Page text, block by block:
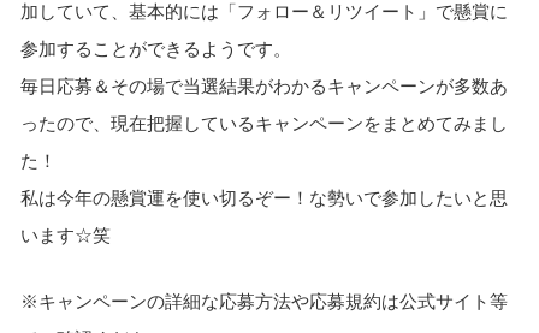
加していて、基本的には「フォロー＆リツイート」で懸賞に
参加することができるようです。
毎日応募＆その場で当選結果がわかるキャンペーンが多数あ
ったので、現在把握しているキャンペーンをまとめてみまし
た！
私は今年の懸賞運を使い切るぞー！な勢いで参加したいと思
います☆笑
※キャンペーンの詳細な応募方法や応募規約は公式サイト等